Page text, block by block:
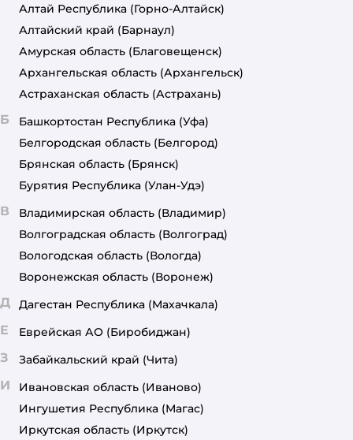
Алтай Республика (Горно-Алтайск)
Алтайский край (Барнаул)
Амурская область (Благовещенск)
Архангельская область (Архангельск)
Астраханская область (Астрахань)
Б Башкортостан Республика (Уфа)
Белгородская область (Белгород)
Брянская область (Брянск)
Бурятия Республика (Улан-Удэ)
В Владимирская область (Владимир)
Волгоградская область (Волгоград)
Вологодская область (Вологда)
Воронежская область (Воронеж)
Д Дагестан Республика (Махачкала)
Е Еврейская АО (Биробиджан)
З Забайкальский край (Чита)
И Ивановская область (Иваново)
Ингушетия Республика (Магас)
Иркутская область (Иркутск)